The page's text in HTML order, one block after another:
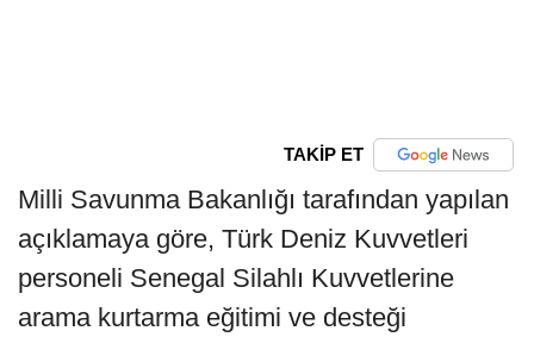
TAKİP ET
Milli Savunma Bakanlığı tarafından yapılan
açıklamaya göre, Türk Deniz Kuvvetleri
personeli Senegal Silahlı Kuvvetlerine
arama kurtarma eğitimi ve desteği